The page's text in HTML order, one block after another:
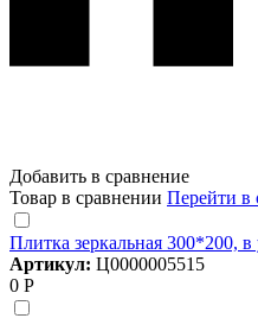
Добавить в сравнение
Товар в сравнении Перейти в
Плитка зеркальная 300*200,
Артикул: Ц0000005515
0 Р